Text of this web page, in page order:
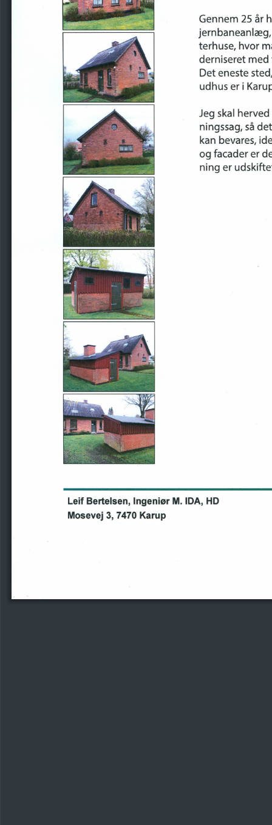
Gennem 25 år
jernbaneanlæg,
terhuse,
hvor
derniseret
med
Det eneste sted,
udhus er i
Jeg skal herved
ningssag,
så det
kan bevares,
og facader er de
ning er udskiftet.
Leif Berlelsen, Ingeniør M. IDA, HD
Mosevej 3, 7470 Karup